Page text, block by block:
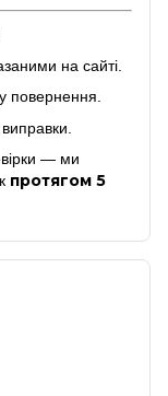
на сайті.
повернення.
— ми
протягом 5